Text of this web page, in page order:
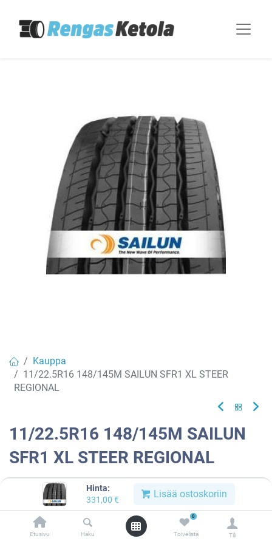
Hinta:
331,00 € Lisää ostoskoriin
Etusivu Haku
0
Toivelista Tili
Kauppa
11/22.5R16 148/145M SAILUN SFR1 XL STEER
REGIONAL
11/22.5R16 148/145M SAILUN
SFR1 XL STEER REGIONAL
EAN:8936096303249 Tuotekoodi:616444
331,00€ / kpl
Toimittajilla (kotimaa): Saatavilla